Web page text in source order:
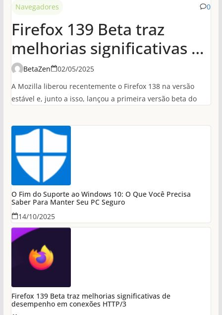
Navegadores 0
Firefox 139 Beta traz
melhorias significativas de
desempenho em
conexões HTTP/3
BetaZen
02/05/2025
A Mozilla liberou recentemente o Firefox 138 na versão
estável e, junto a isso, lançou a primeira versão beta do
O Fim do Suporte ao Windows 10: O Que Você Precisa
Saber Para Manter Seu PC Seguro
14/10/2025
Firefox 139 Beta traz melhorias significativas de
desempenho em conexões HTTP/3